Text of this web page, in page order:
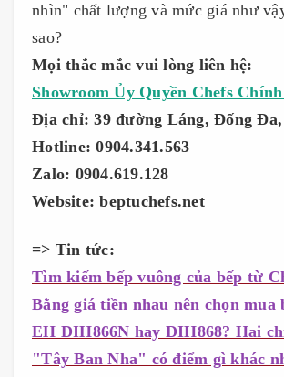
nhìn" chất lượng và mức giá như
sao?
Mọi thắc mắc vui lòng liên hệ:
Showroom Ủy Quyền Chefs
Địa chỉ: 39 đường Láng, Đống
Hotline: 0904.341.563
Zalo: 0904.619.128
Website: beptuchefs.net
=> Tin tức:
Tìm kiếm bếp vuông của bếp từ
Bằng giá tiền nhau nên chọn mua
EH DIH866N hay DIH868? Hai
"Tây Ban Nha" có điểm gì khác